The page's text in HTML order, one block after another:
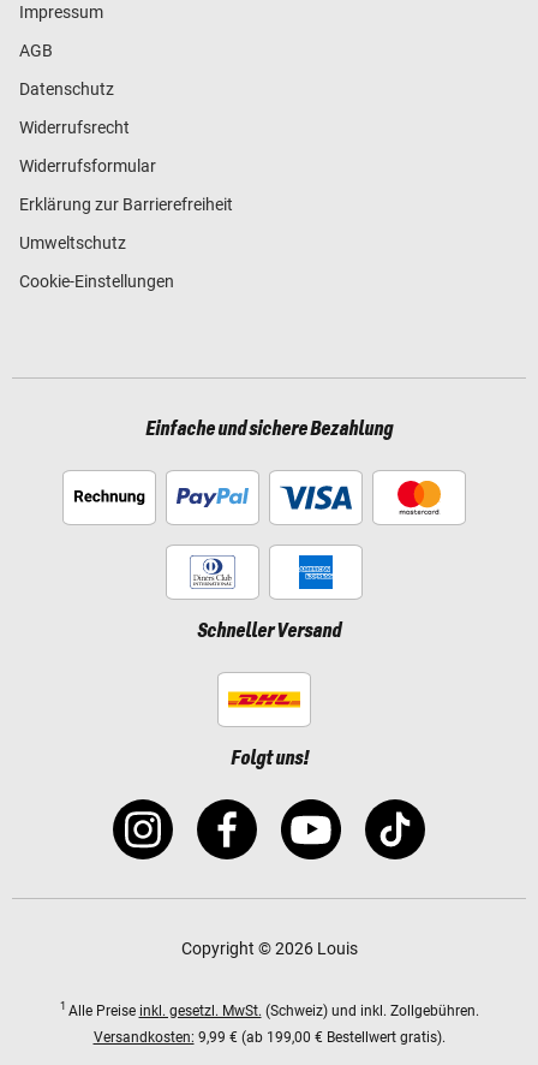
Impressum
AGB
Datenschutz
Widerrufsrecht
Widerrufsformular
Erklärung zur Barrierefreiheit
Umweltschutz
Cookie-Einstellungen
Einfache und sichere Bezahlung
Schneller Versand
Folgt uns!
Copyright © 2026 Louis
1 Alle Preise inkl. gesetzl. MwSt. (Schweiz) und inkl. Zollgebühren.
Versandkosten: 9,99 € (ab 199,00 € Bestellwert gratis).